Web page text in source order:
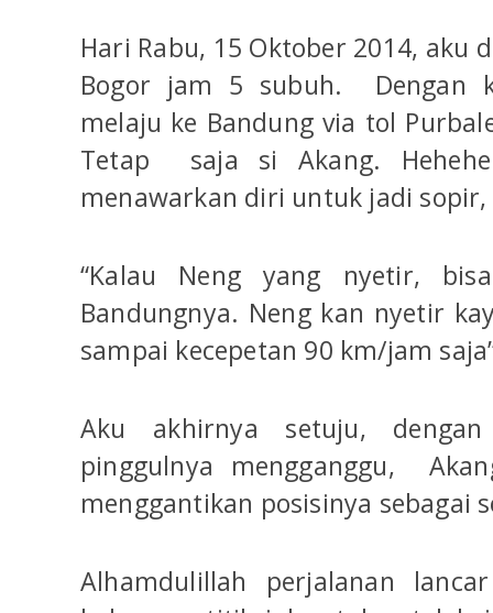
Hari Rabu, 15 Oktober 2014, aku
Bogor jam 5 subuh. Dengan
melaju ke Bandung via tol
Tetap saja si Akang.
menawarkan diri untuk jadi
“Kalau Neng yang nyetir,
Bandungnya. Neng kan nyetir
sampai kecepetan 90 km/jam
Aku akhirnya setuju,
pinggulnya mengganggu,
menggantikan posisinya sebagai
Alhamdulillah perjalanan